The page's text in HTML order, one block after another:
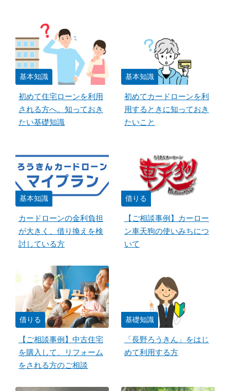
基本知識
初めて住宅ローンを利用
される方へ。知っておき
たい基礎知識
基本知識
初めてカードローンを利
用するときに知っておき
たいこと
基本知識
カードローンの金利負担
が大きく、借り換えを検
討している方
借りる
【ご相談事例】カーロー
ン車天狗の使いみちにつ
いて
借りる
【ご相談事例】中古住宅
を購入して、リフォーム
をされる方のご相談
基礎知識
「長野ろうきん」をはじ
めて利用する方